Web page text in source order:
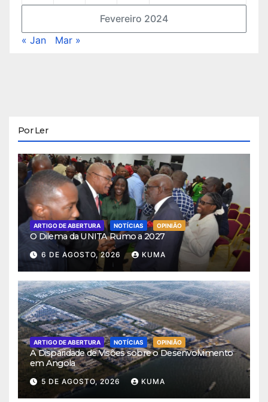
Fevereiro 2024
« Jan Mar »
Por Ler
ARTIGO DE ABERTURA NOTÍCIAS OPINIÃO
O Dilema da UNITA Rumo a 2027
6 DE AGOSTO, 2026 KUMA
ARTIGO DE ABERTURA NOTÍCIAS OPINIÃO
A Disparidade de Visões sobre o Desenvolvimento
em Angola
5 DE AGOSTO, 2026 KUMA